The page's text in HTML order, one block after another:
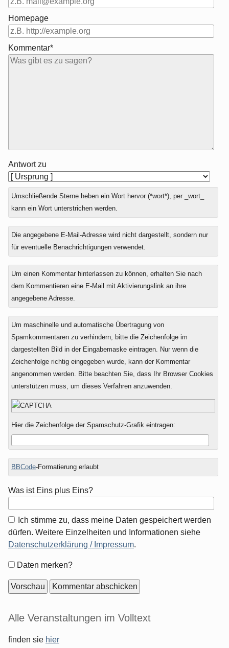
Homepage
Kommentar*
Antwort zu
Umschließende Sterne heben ein Wort hervor (*wort*), per _wort_
kann ein Wort unterstrichen werden.
Die angegebene E-Mail-Adresse wird nicht dargestellt, sondern nur
für eventuelle Benachrichtigungen verwendet.
Um einen Kommentar hinterlassen zu können, erhalten Sie nach
dem Kommentieren eine E-Mail mit Aktivierungslink an ihre
angegebene Adresse.
Um maschinelle und automatische Übertragung von
Spamkommentaren zu verhindern, bitte die Zeichenfolge im
dargestellten Bild in der Eingabemaske eintragen. Nur wenn die
Zeichenfolge richtig eingegeben wurde, kann der Kommentar
angenommen werden. Bitte beachten Sie, dass Ihr Browser Cookies
unterstützen muss, um dieses Verfahren anzuwenden.
Hier die Zeichenfolge der Spamschutz-Grafik eintragen:
BBCode-Formatierung erlaubt
Was ist Eins plus Eins?
Ich stimme zu, dass meine Daten gespeichert werden
dürfen. Weitere Einzelheiten und Informationen siehe
Datenschutzerklärung / Impressum.
Formular-
Daten merken?
Seitenleiste
Alle Veranstaltungen im Volltext
finden sie hier